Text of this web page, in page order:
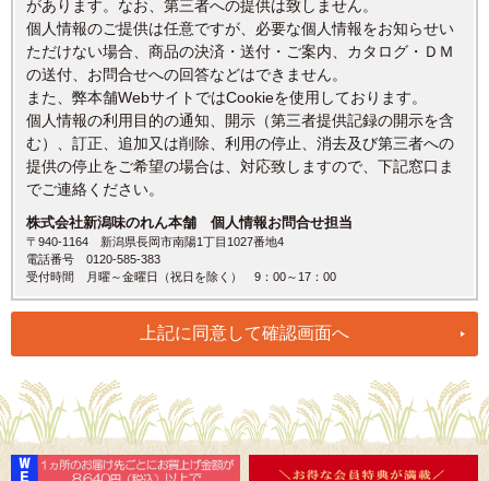
があります。なお、第三者への提供は致しません。
個人情報のご提供は任意ですが、必要な個人情報をお知らせい
ただけない場合、商品の決済・送付・ご案内、カタログ・ＤＭ
の送付、お問合せへの回答などはできません。
また、弊本舗WebサイトではCookieを使用しております。
個人情報の利用目的の通知、開示（第三者提供記録の開示を含
む）、訂正、追加又は削除、利用の停止、消去及び第三者への
提供の停止をご希望の場合は、対応致しますので、下記窓口ま
でご連絡ください。
株式会社新潟味のれん本舗 個人情報お問合せ担当
〒940-1164 新潟県長岡市南陽1丁目1027番地4
電話番号 0120-585-383
受付時間 月曜～金曜日（祝日を除く） 9：00～17：00